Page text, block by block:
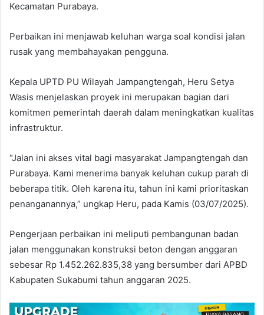
Kecamatan Purabaya.
Perbaikan ini menjawab keluhan warga soal kondisi jalan
rusak yang membahayakan pengguna.
Kepala UPTD PU Wilayah Jampangtengah, Heru Setya
Wasis menjelaskan proyek ini merupakan bagian dari
komitmen pemerintah daerah dalam meningkatkan kualitas
infrastruktur.
“Jalan ini akses vital bagi masyarakat Jampangtengah dan
Purabaya. Kami menerima banyak keluhan cukup parah di
beberapa titik. Oleh karena itu, tahun ini kami prioritaskan
penanganannya,” ungkap Heru, pada Kamis (03/07/2025).
Pengerjaan perbaikan ini meliputi pembangunan badan
jalan menggunakan konstruksi beton dengan anggaran
sebesar Rp 1.452.262.835,38 yang bersumber dari APBD
Kabupaten Sukabumi tahun anggaran 2025.